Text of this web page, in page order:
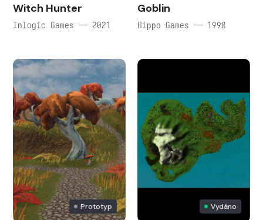
Witch Hunter
Inlogic Games — 2021
Goblin
Hippo Games — 1998
Prototyp Vydáno